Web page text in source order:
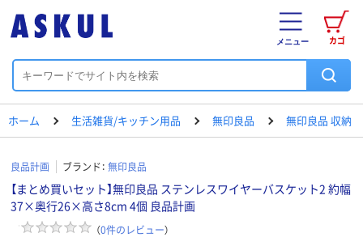
カゴ
メニュー
ホーム 生活雑貨/キッチン用品 無印良品 無印良品 収納
良品計画 ブランド： 無印良品
【まとめ買いセット】無印良品 ステンレスワイヤーバスケット2 約幅
37×奥行26×高さ8cm 4個 良品計画
（0件のレビュー）